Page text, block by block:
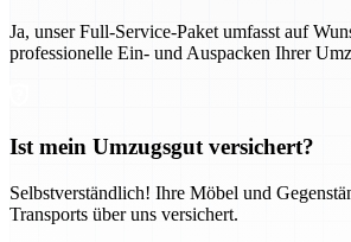
Ja, unser Full-Service-Paket umfasst auf
professionelle Ein- und Auspacken Ihrer
Ist mein Umzugsgut versichert?
Selbstverständlich! Ihre Möbel und
Transports über uns versichert.